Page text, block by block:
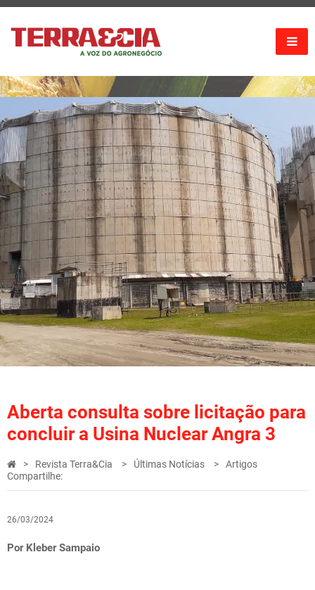
Aberta consulta sobre licitação para
concluir a Usina Nuclear Angra 3
Revista Terra&Cia Últimas Notícias
Artigos
Compartilhe:
26/03/2024
Por Kleber Sampaio